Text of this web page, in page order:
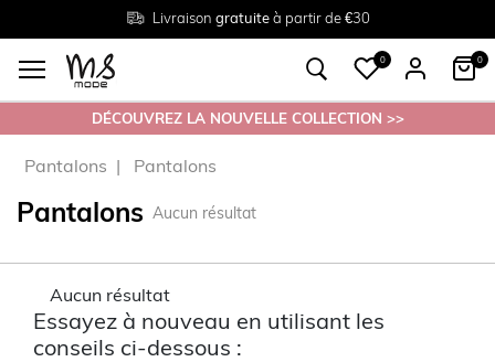
Livraison gratuiteà partir de €30
Tailles du38 au 54
Retourgratuit en magasin
0 0
DÉCOUVREZ LA NOUVELLE COLLECTION >>
Pantalons Pantalons
Pantalons Aucun résultat
Aucun résultat
Essayez à nouveau en utilisant les
conseils ci-dessous :